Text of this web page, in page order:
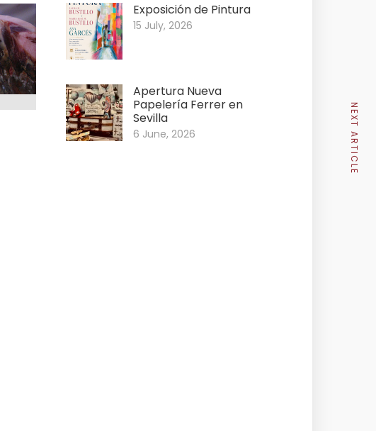
NEXT ARTICLE
Exposición de Pintura
15 July, 2026
Apertura Nueva
Papelería Ferrer en
Sevilla
6 June, 2026